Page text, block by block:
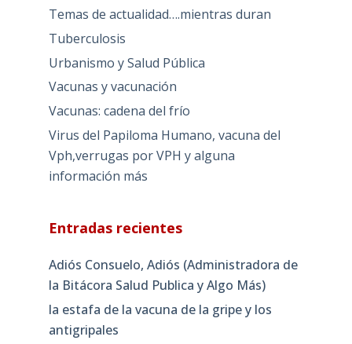
Temas de actualidad….mientras duran
Tuberculosis
Urbanismo y Salud Pública
Vacunas y vacunación
Vacunas: cadena del frío
Virus del Papiloma Humano, vacuna del
Vph,verrugas por VPH y alguna
información más
Entradas recientes
Adiós Consuelo, Adiós (Administradora de
la Bitácora Salud Publica y Algo Más)
la estafa de la vacuna de la gripe y los
antigripales